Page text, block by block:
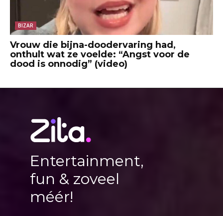
BIZAR
Vrouw die bijna-doodervaring had,
onthult wat ze voelde: “Angst voor de
dood is onnodig” (video)
Entertainment,
fun & zoveel
méér!